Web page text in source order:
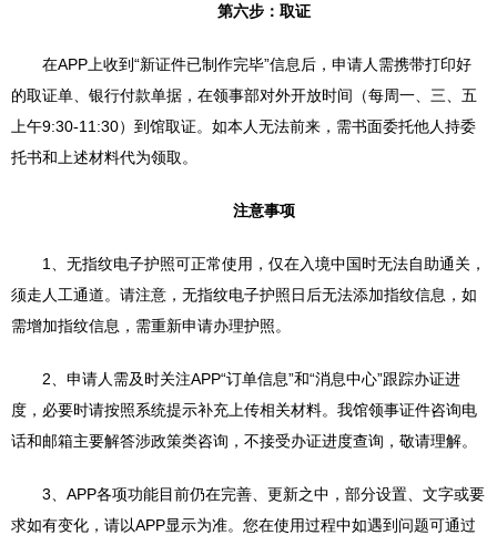
第六步：取证
在APP上收到“新证件已制作完毕”信息后，申请人需携带打印好
的取证单、银行付款单据，在领事部对外开放时间（每周一、三、五
上午9:30-11:30）到馆取证。如本人无法前来，需书面委托他人持委
托书和上述材料代为领取。
注意事项
1、无指纹电子护照可正常使用，仅在入境中国时无法自助通关，
须走人工通道。请注意，无指纹电子护照日后无法添加指纹信息，如
需增加指纹信息，需重新申请办理护照。
2、申请人需及时关注APP“订单信息”和“消息中心”跟踪办证进
度，必要时请按照系统提示补充上传相关材料。我馆领事证件咨询电
话和邮箱主要解答涉政策类咨询，不接受办证进度查询，敬请理解。
3、APP各项功能目前仍在完善、更新之中，部分设置、文字或要
求如有变化，请以APP显示为准。您在使用过程中如遇到问题可通过